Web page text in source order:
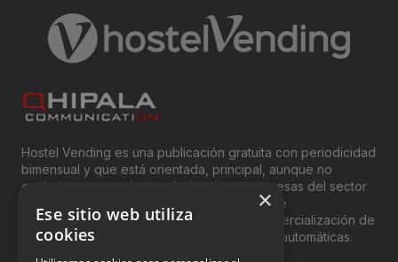
Hostel Vending es una publicación gratuita con periodicidad
bimensual y que está orientada, principal, aunque no
exclusivamente, a los profesionales y empresas del sector
del “Vending”; nombre con el que se conoce
genéricamente entre profesionales a la comercialización de
productos y servicios a través de máquinas automáticas.
×
Ese sitio web utiliza
cookies